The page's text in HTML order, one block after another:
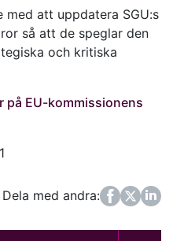
att uppdatera SGU:s
så att de speglar den
och kritiska
på EU-kommissionens
Dela med andra:
FacebookTwitter
LinkedIn